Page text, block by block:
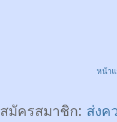
หน้า
สมัครสมาชิก: ส่งค